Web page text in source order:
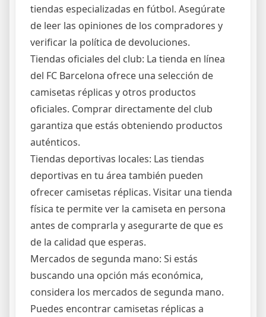
tiendas especializadas en fútbol. Asegúrate
de leer las opiniones de los compradores y
verificar la política de devoluciones.
Tiendas oficiales del club: La tienda en línea
del FC Barcelona ofrece una selección de
camisetas réplicas y otros productos
oficiales. Comprar directamente del club
garantiza que estás obteniendo productos
auténticos.
Tiendas deportivas locales: Las tiendas
deportivas en tu área también pueden
ofrecer camisetas réplicas. Visitar una tienda
física te permite ver la camiseta en persona
antes de comprarla y asegurarte de que es
de la calidad que esperas.
Mercados de segunda mano: Si estás
buscando una opción más económica,
considera los mercados de segunda mano.
Puedes encontrar camisetas réplicas a